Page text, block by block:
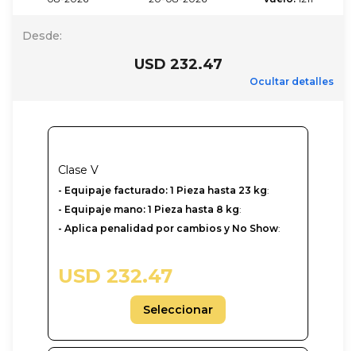
Desde:
USD 232.47
Ocultar detalles
Clase V
- ‎Equipaje facturado: 1 Pieza hasta 23 kg:
- Equipaje mano: 1 Pieza hasta 8 kg:
- Aplica penalidad por cambios y No Show:
USD 232.47
Seleccionar